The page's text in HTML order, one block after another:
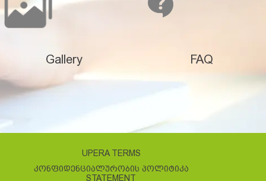
Gallery FAQ
UPERA TERMS
ᲙᲝᲜᲤᲘᲓᲔᲜᲪᲘᲐᲚᲣᲠᲝᲑᲘᲡ ᲞᲝᲚᲘᲢᲘᲙᲐ
STATEMENT